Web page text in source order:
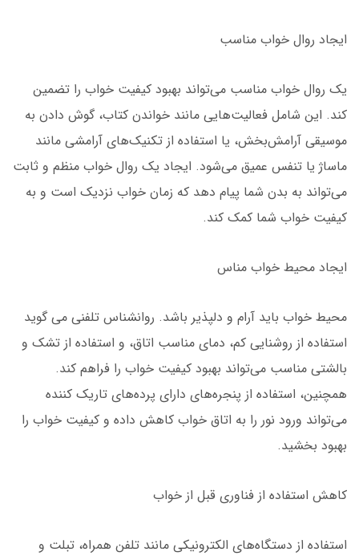
ایجاد روال خواب مناسب
یک روال خواب مناسب می‌تواند بهبود کیفیت خواب را تضمین
کند. این شامل فعالیت‌هایی مانند خواندن کتاب، گوش دادن به
موسیقی آرامش‌بخش، یا استفاده از تکنیک‌های آرامشی مانند
ماساژ یا تنفس عمیق می‌شود. ایجاد یک روال خواب منظم و ثابت
می‌تواند به بدن شما پیام دهد که زمان خواب نزدیک است و به
کیفیت خواب شما کمک کند.
ایجاد محیط خواب مناس
محیط خواب باید آرام و دلپذیر باشد. روانشناس تلفنی می گوید
استفاده از روشنایی کم، دمای مناسب اتاق، و استفاده از تشک و
بالشتی مناسب می‌تواند بهبود کیفیت خواب را فراهم کند.
همچنین، استفاده از پنجره‌های دارای پرده‌های تاریک کننده
می‌تواند ورود نور را به اتاق خواب کاهش داده و کیفیت خواب را
بهبود بخشید.
کاهش استفاده از فناوری قبل از خواب
استفاده از دستگاه‌های الکترونیکی مانند تلفن همراه، تبلت و